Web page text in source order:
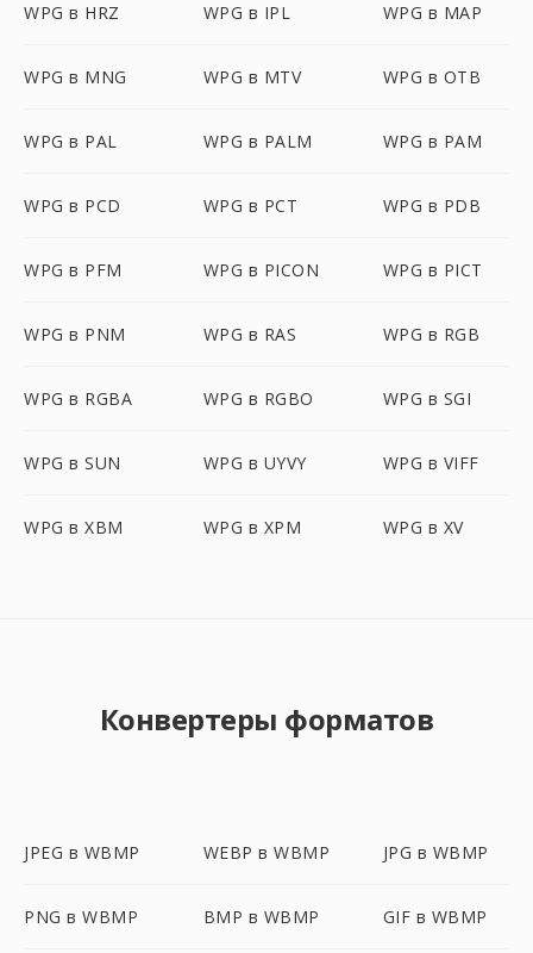
WPG в HRZ WPG в IPL WPG в MAP
WPG в MNG WPG в MTV WPG в OTB
WPG в PAL WPG в PALM WPG в PAM
WPG в PCD WPG в PCT WPG в PDB
WPG в PFM WPG в PICON WPG в PICT
WPG в PNM WPG в RAS WPG в RGB
WPG в RGBA WPG в RGBO WPG в SGI
WPG в SUN WPG в UYVY WPG в VIFF
WPG в XBM WPG в XPM WPG в XV
Конвертеры форматов
JPEG в WBMP WEBP в WBMP JPG в WBMP
PNG в WBMP BMP в WBMP GIF в WBMP